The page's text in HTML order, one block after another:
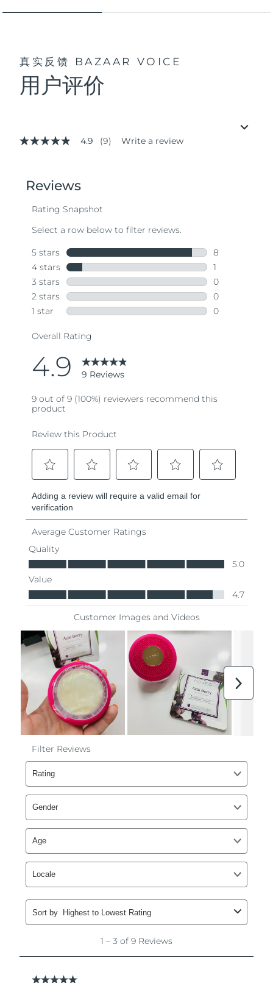
真实反馈 BAZAAR VOICE
用户评价
4.9
stars,
average
value.
Same
page
link.
4.9 (9) Write a review